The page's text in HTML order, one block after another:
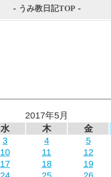
- うみ教日記TOP -
2017年5月
水 木
金
3 4
5
10 11
12
17 18
19